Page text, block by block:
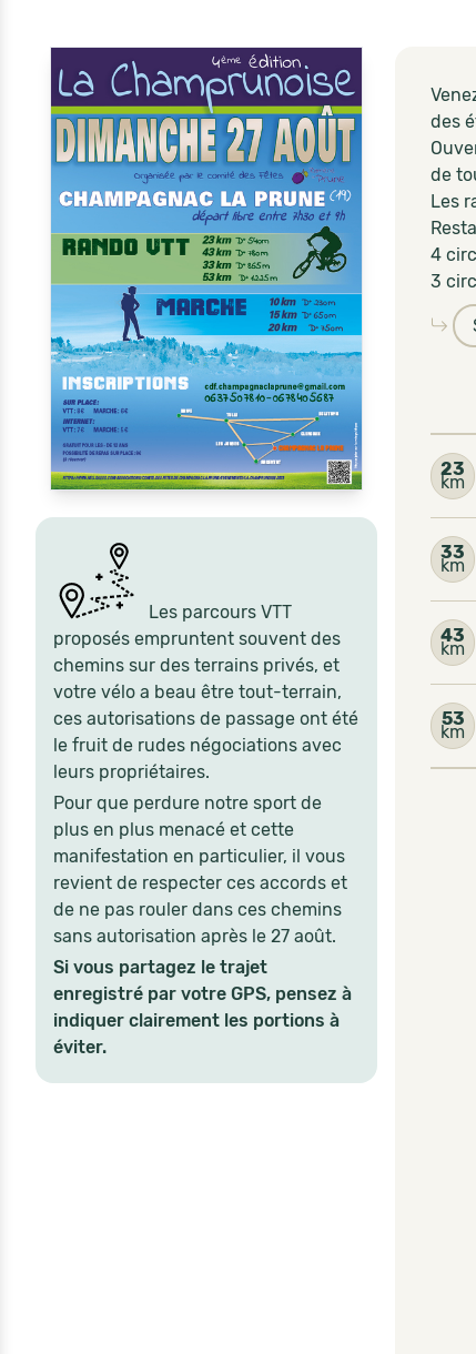
Les parcours VTT
proposés empruntent souvent des
chemins sur des terrains privés, et
votre vélo a beau être tout-terrain,
ces autorisations de passage ont été
le fruit de rudes négociations avec
leurs propriétaires.
Pour que perdure notre sport de
plus en plus menacé et cette
manifestation en particulier, il vous
revient de respecter ces accords et
de ne pas rouler dans ces chemins
sans autorisation après le 27 août.
Si vous partagez le trajet
enregistré par votre GPS, pensez à
indiquer clairement les portions à
éviter.
des
de
Les
4
3
23
km
33
km
43
km
53
km